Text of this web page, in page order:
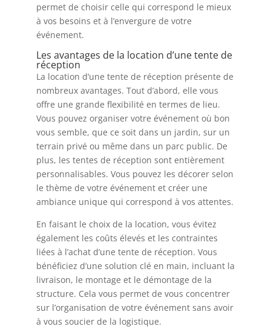
permet de choisir celle qui correspond le mieux
à vos besoins et à l’envergure de votre
événement.
Les avantages de la location d’une tente de
réception
La location d’une tente de réception présente de
nombreux avantages. Tout d’abord, elle vous
offre une grande flexibilité en termes de lieu.
Vous pouvez organiser votre événement où bon
vous semble, que ce soit dans un jardin, sur un
terrain privé ou même dans un parc public. De
plus, les tentes de réception sont entièrement
personnalisables. Vous pouvez les décorer selon
le thème de votre événement et créer une
ambiance unique qui correspond à vos attentes.
En faisant le choix de la location, vous évitez
également les coûts élevés et les contraintes
liées à l’achat d’une tente de réception. Vous
bénéficiez d’une solution clé en main, incluant la
livraison, le montage et le démontage de la
structure. Cela vous permet de vous concentrer
sur l’organisation de votre événement sans avoir
à vous soucier de la logistique.